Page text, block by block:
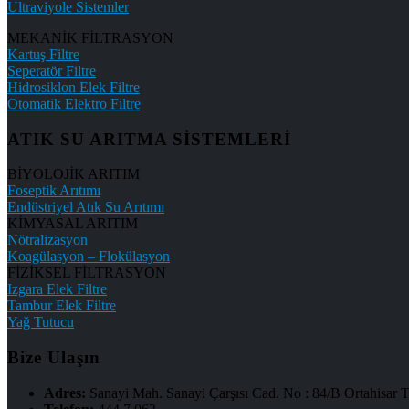
Ultraviyole Sistemler
MEKANİK FİLTRASYON
Kartuş Filtre
Seperatör Filtre
Hidrosiklon Elek Filtre
Otomatik Elektro Filtre
ATIK SU ARITMA SİSTEMLERİ
BİYOLOJİK ARITIM
Foseptik Arıtımı
Endüstriyel Atık Su Arıtımı
KİMYASAL ARITIM
Nötralizasyon
Koagülasyon – Flokülasyon
FİZİKSEL FİLTRASYON
Izgara Elek Filtre
Tambur Elek Filtre
Yağ Tutucu
Bize Ulaşın
Adres: Sanayi Mah. Sanayi Çarşısı Cad. No : 84/B Ortahisar